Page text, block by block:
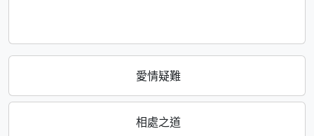
愛情疑難
相處之道